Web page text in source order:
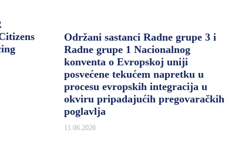
Održani sastanci Radne grupe 3 i
Radne grupe 1 Nacionalnog
konventa o Evropskoj uniji
posvećene tekućem napretku u
procesu evropskih integracija u
okviru pripadajućih pregovaračkih
poglavlja
11.06.2026